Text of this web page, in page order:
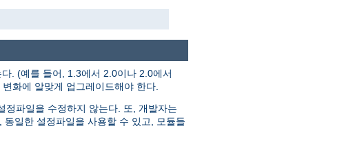
. (예를 들어, 1.3에서 2.0이나 2.0에서
화에 알맞게 업그레이드해야 한다.
정파일을 수정하지 않는다. 또, 개발자는
동일한 설정파일을 사용할 수 있고, 모듈들